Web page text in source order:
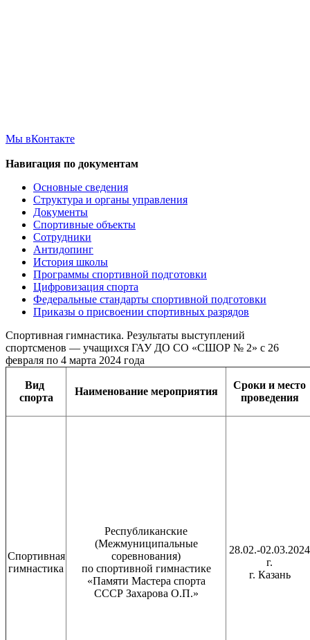
Мы вКонтакте
Навигация по документам
Основные сведения
Структура и органы управления
Документы
Спортивные объекты
Сотрудники
Антидопинг
История школы
Программы спортивной подготовки
Цифровизация спорта
Федеральные стандарты спортивной подготовки
Приказы о присвоении спортивных разрядов
Спортивная гимнастика. Результаты выступлений
спортсменов — учащихся ГАУ ДО СО «СШОР № 2» с 26
февраля по 4 марта 2024 года
Вид
спорта
Наименование мероприятия
Сроки и место
проведения
Спортивная
гимнастика
Республиканские
(Межмуниципальные
соревнования)
по спортивной гимнастике
«Памяти Мастера спорта
СССР Захарова О.П.»
28.02.-02.03.2024
г.
г. Казань